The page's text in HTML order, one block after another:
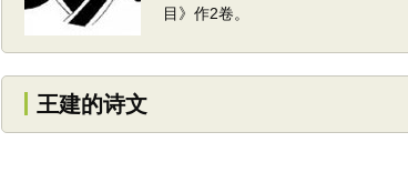
目》作2卷。
王建的诗文